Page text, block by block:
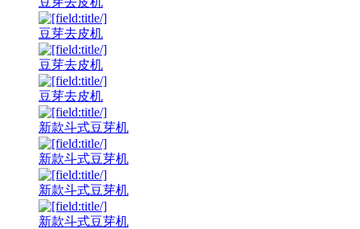
豆芽去皮机
豆芽去皮机
豆芽去皮机
新款斗式豆芽机
新款斗式豆芽机
新款斗式豆芽机
新款斗式豆芽机